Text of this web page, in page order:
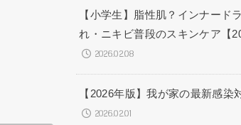
【小学生】脂性肌？インナード
れ・ニキビ普段のスキンケア【
2026.02.08
【2026年版】我が家の最新感染
2026.02.01